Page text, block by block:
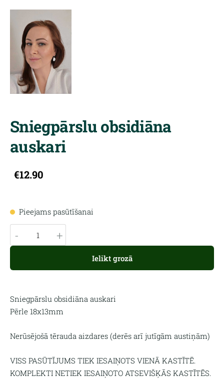
Sniegpārslu obsidiāna
auskari
€12.90
Pieejams pasūtīšanai
- +
Ielikt grozā
Sniegpārslu obsidiāna auskari
Pērle 18x13mm
Nerūsējošā tērauda aizdares (derēs arī jutīgām austiņām)
VISS PASŪTĪJUMS TIEK IESAIŅOTS VIENĀ KASTĪTĒ.
KOMPLEKTI NETIEK IESAIŅOTO ATSEVIŠĶĀS KASTĪTĒS.